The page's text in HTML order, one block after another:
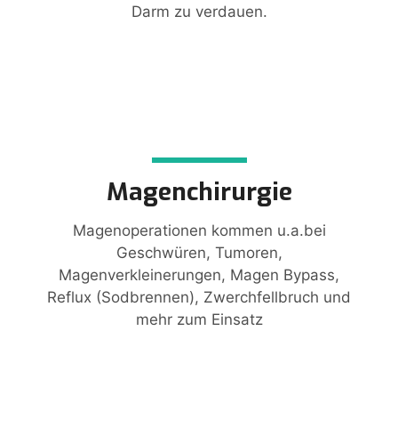
Darm zu verdauen.
Magenchirurgie
Magenoperationen kommen u.a.bei
Geschwüren, Tumoren,
Magenverkleinerungen, Magen Bypass,
Reflux (Sodbrennen), Zwerchfellbruch und
mehr zum Einsatz